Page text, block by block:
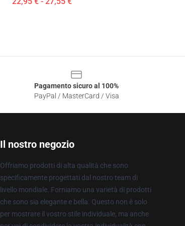
Pagamento sicuro al 100%
PayPal / MasterCard / Visa
Il nostro negozio
Offriamo prodotti di alta qualità che sono
specificamente progettati dal nostro team di
livello mondiale. Forniamo una varietà di prodotti
che sono sia elegante e bella. Questo non è solo
per mostrare il vostro stile individuale, ma anche